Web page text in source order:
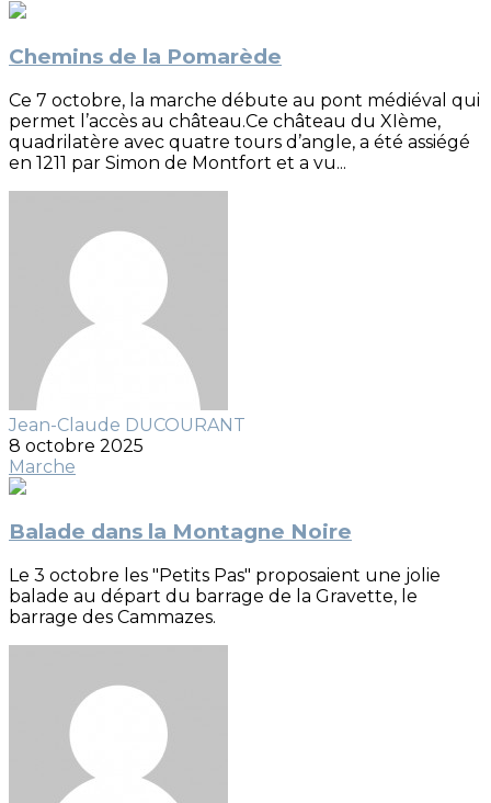
Chemins de la Pomarède
Ce 7 octobre, la marche débute au pont médiéval qui
permet l’accès au château.Ce château du XIème,
quadrilatère avec quatre tours d’angle, a été assiégé
en 1211 par Simon de Montfort et a vu...
Jean-Claude DUCOURANT
8 octobre 2025
Marche
Balade dans la Montagne Noire
Le 3 octobre les "Petits Pas" proposaient une jolie
balade au départ du barrage de la Gravette, le
barrage des Cammazes.